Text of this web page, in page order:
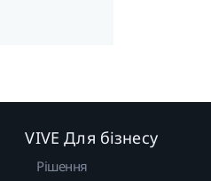
VIVE Для бізнесу
Рішення